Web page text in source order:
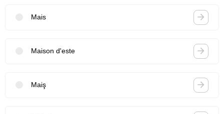
Mais
Maison d'este
Maiş